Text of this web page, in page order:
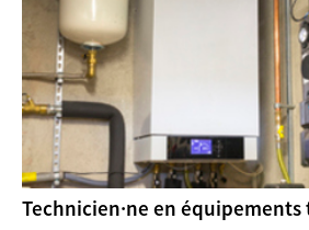
Technicien·ne en